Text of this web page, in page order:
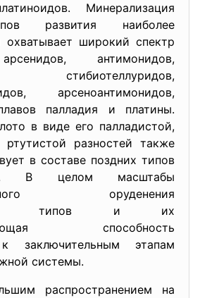
Минерализация
развития наиболее
охватывает широкий спектр
антимонидов,
стибиотеллуридов,
арсеноантимонидов,
палладия и платины.
в виде его палладистой,
разностей также
в составе поздних типов
В целом масштабы
оруденения
типов и их
способность
заключительным этапам
системы.
распространением на